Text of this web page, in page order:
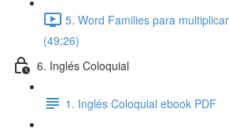
5. Word Families para
(49:26)
6. Inglés Coloquial
1. Inglés Coloquial ebook PDF